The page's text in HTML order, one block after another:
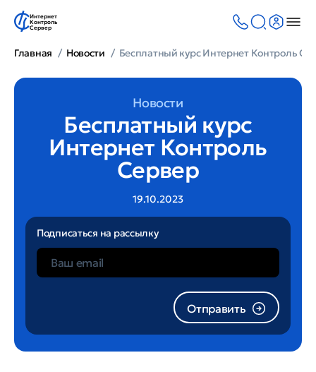
Интернет
Контроль
Сервер
Главная Новости Бесплатный курс Интернет Контроль
Подписаться на рассылку
Отправить
Новости
Бесплатный курс
Интернет Контроль
Сервер
19.10.2023